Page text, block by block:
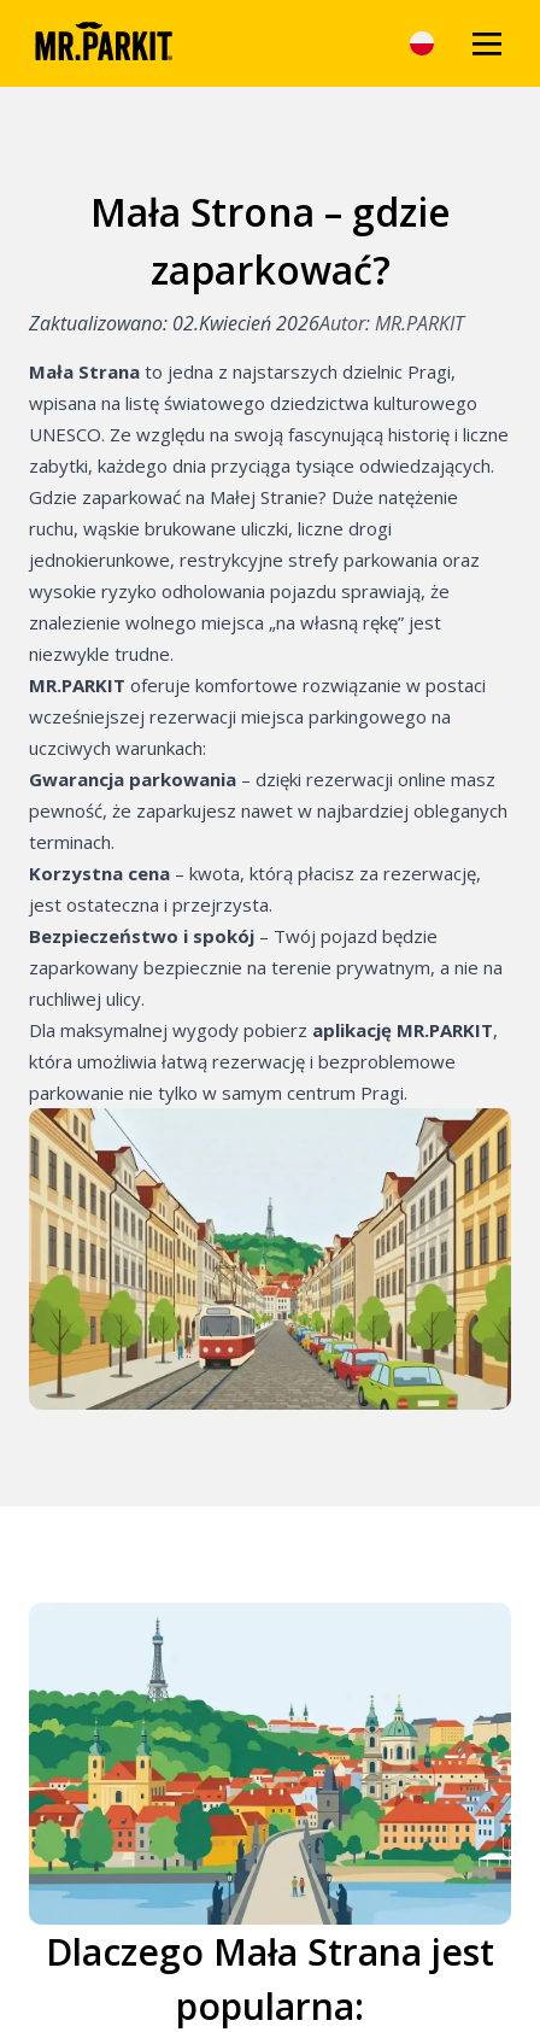
Artykuły
Parkowanie w
Parking na
Parkowanie w
Parking - O2
Plac Wacława
Karlín – gdzie
Mała Strona –
Hotele i
park2charge:
ładowaniem
elektrycznych
Parking dla firm
Transport
Parkowanie w
Park & Ride
Wszystko o
Dokumenty
Kontakt
Polityka cookies
Ochrona
Mała Strona – gdzie
zaparkować?
Zaktualizowano: 02.Kwiecień 2026Autor: MR.PARKIT
Mała Strana to jedna z najstarszych dzielnic Pragi,
wpisana na listę światowego dziedzictwa kulturowego
UNESCO. Ze względu na swoją fascynującą historię i liczne
zabytki, każdego dnia przyciąga tysiące odwiedzających.
Gdzie zaparkować na Małej Stranie? Duże natężenie
ruchu, wąskie brukowane uliczki, liczne drogi
jednokierunkowe, restrykcyjne strefy parkowania oraz
wysokie ryzyko odholowania pojazdu sprawiają, że
znalezienie wolnego miejsca „na własną rękę” jest
niezwykle trudne.
MR.PARKIT oferuje komfortowe rozwiązanie w postaci
wcześniejszej rezerwacji miejsca parkingowego na
uczciwych warunkach:
Gwarancja parkowania – dzięki rezerwacji online masz
pewność, że zaparkujesz nawet w najbardziej obleganych
terminach.
Korzystna cena – kwota, którą płacisz za rezerwację,
jest ostateczna i przejrzysta.
Bezpieczeństwo i spokój – Twój pojazd będzie
zaparkowany bezpiecznie na terenie prywatnym, a nie na
ruchliwej ulicy.
Dla maksymalnej wygody pobierz aplikację MR.PARKIT,
która umożliwia łatwą rezerwację i bezproblemowe
parkowanie nie tylko w samym centrum Pragi.
Dlaczego Mała Strana jest
popularna: